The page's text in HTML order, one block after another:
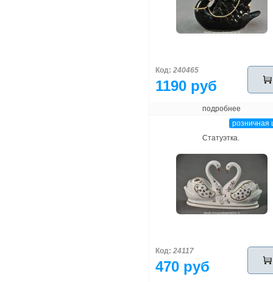
Код: 240465
1190 руб
подробнее
розничная
Статуэтка.
Код: 24117
470 руб